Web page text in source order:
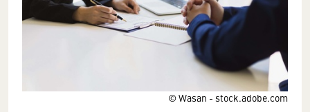
© Wasan - stock.adobe.com